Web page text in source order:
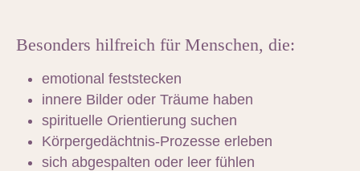
Besonders hilfreich für Menschen, die:
emotional feststecken
innere Bilder oder Träume haben
spirituelle Orientierung suchen
Körpergedächtnis-Prozesse erleben
sich abgespalten oder leer fühlen